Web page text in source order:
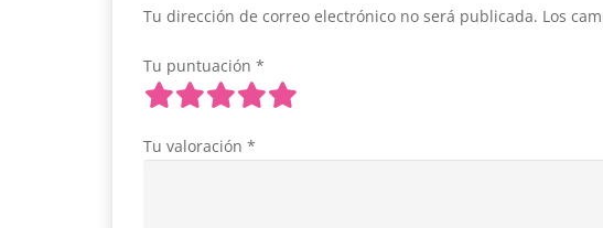
Tu dirección de correo electrónico no será publicada. Los
Tu puntuación *
Tu valoración *